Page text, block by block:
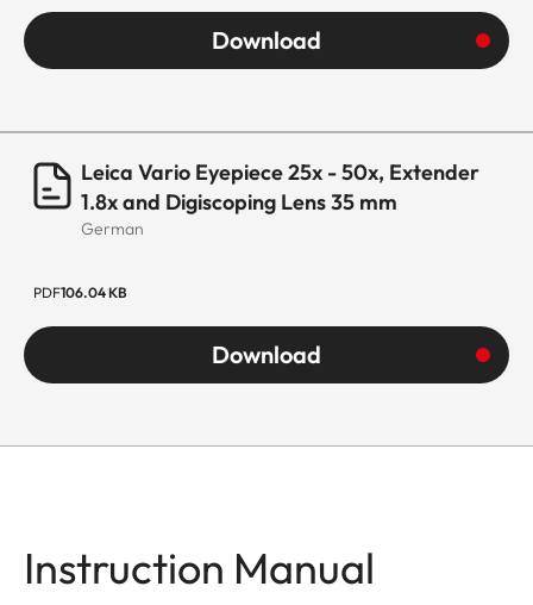
Download
Leica Vario Eyepiece 25x - 50x, Extender
1.8x and Digiscoping Lens 35 mm
German
PDF106.04 KB
Download
Instruction Manual